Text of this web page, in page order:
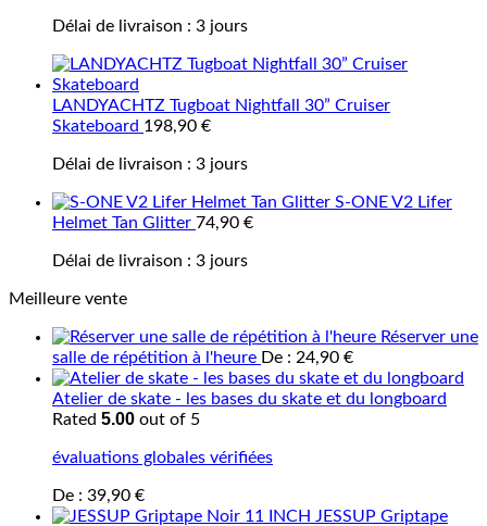
Délai de livraison : 3 jours
LANDYACHTZ Tugboat Nightfall 30” Cruiser
Skateboard 198,90 €
Délai de livraison : 3 jours
S-ONE V2 Lifer
Helmet Tan Glitter 74,90 €
Délai de livraison : 3 jours
Meilleure vente
Réserver une
salle de répétition à l'heure De : 24,90 €
Atelier de skate - les bases du skate et du longboard
Rated 5.00 out of 5
évaluations globales vérifiées
De : 39,90 €
JESSUP Griptape